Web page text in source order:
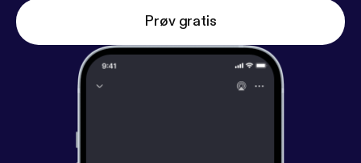
Prøv gratis